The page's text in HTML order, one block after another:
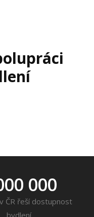
000
ČR řeší dostupnost
bydlení